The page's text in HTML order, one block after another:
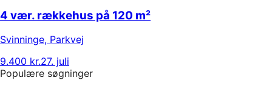
4 vær. rækkehus på 120 m²
Svinninge, Parkvej
9.400 kr.27. juli
Populære søgninger